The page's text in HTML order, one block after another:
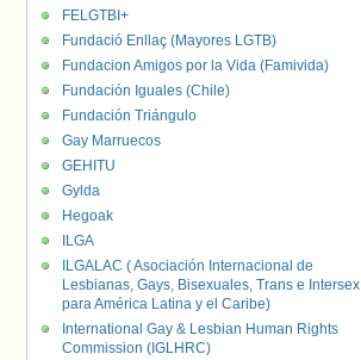
FELGTBI+
Fundació Enllaç (Mayores LGTB)
Fundacion Amigos por la Vida (Famivida)
Fundación Iguales (Chile)
Fundación Triángulo
Gay Marruecos
GEHITU
Gylda
Hegoak
ILGA
ILGALAC ( Asociación Internacional de
Lesbianas, Gays, Bisexuales, Trans e Intersex
para América Latina y el Caribe)
International Gay & Lesbian Human Rights
Commission (IGLHRC)